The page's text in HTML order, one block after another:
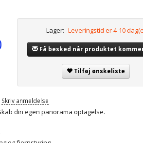
Lager: Leveringstid er 4-10
Få besked når produktet
Tilføj ønskeliste
Skriv anmeldelse
din egen panorama optagelse.